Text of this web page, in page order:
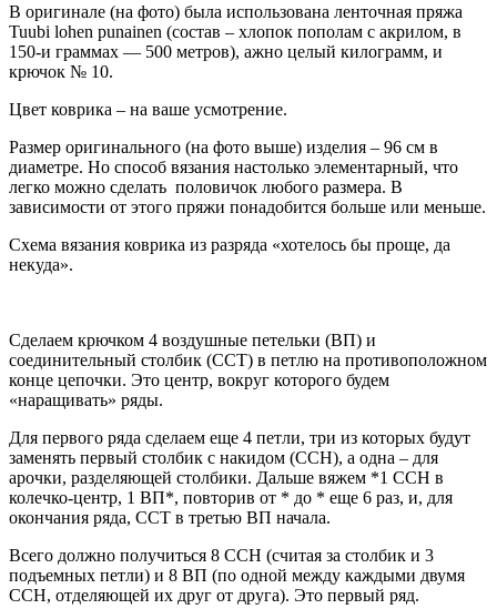
В оригинале (на фото) была использована ленточная пряжа
Tuubi lohen punainen (состав – хлопок пополам с акрилом, в
150-и граммах — 500 метров), ажно целый килограмм, и
крючок № 10.
Цвет коврика – на ваше усмотрение.
Размер оригинального (на фото выше) изделия – 96 см в
диаметре. Но способ вязания настолько элементарный, что
легко можно сделать половичок любого размера. В
зависимости от этого пряжи понадобится больше или меньше.
Схема вязания коврика из разряда «хотелось бы проще, да
некуда».
Сделаем крючком 4 воздушные петельки (ВП) и
соединительный столбик (ССТ) в петлю на противоположном
конце цепочки. Это центр, вокруг которого будем
«наращивать» ряды.
Для первого ряда сделаем еще 4 петли, три из которых будут
заменять первый столбик с накидом (ССН), а одна – для
арочки, разделяющей столбики. Дальше вяжем *1 ССН в
колечко-центр, 1 ВП*, повторив от * до * еще 6 раз, и, для
окончания ряда, ССТ в третью ВП начала.
Всего должно получиться 8 ССН (считая за столбик и 3
подъемных петли) и 8 ВП (по одной между каждыми двумя
ССН, отделяющей их друг от друга). Это первый ряд.